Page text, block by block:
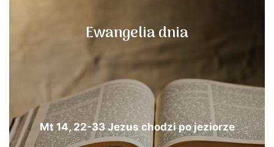
Ewangelia dnia
Mt 14, 22-33 Jezus chodzi po jeziorze